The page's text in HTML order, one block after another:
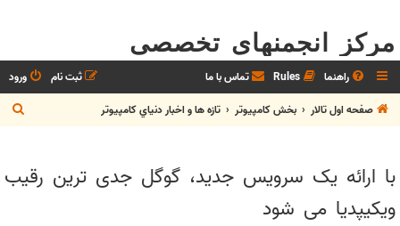
مرکز انجمنهای تخصصی
راهنما Rules تماس با ما ورود
ثبت نام
صفحه اول تالار
بخش كامپيوتر تازه ها و اخبار دنياي کامپيوتر
س
ج
با ارائه یک سرویس جدید، گوگل جدی ترین رقیب
ویکیپدیا می شود